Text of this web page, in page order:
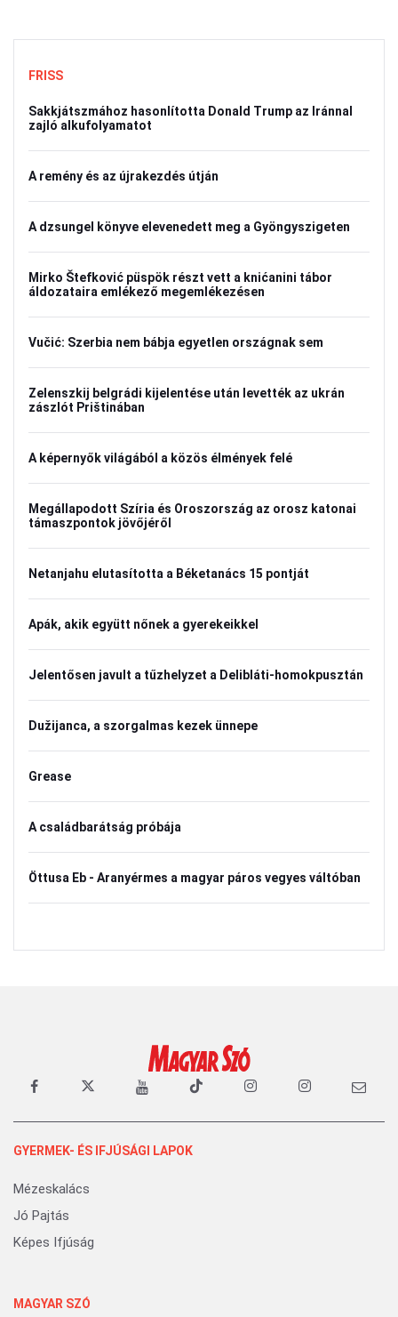
FRISS
Sakkjátszmához hasonlította Donald Trump az Iránnal
zajló alkufolyamatot
A remény és az újrakezdés útján
A dzsungel könyve elevenedett meg a Gyöngyszigeten
Mirko Štefković püspök részt vett a knićanini tábor
áldozataira emlékező megemlékezésen
Vučić: Szerbia nem bábja egyetlen országnak sem
Zelenszkij belgrádi kijelentése után levették az ukrán
zászlót Prištinában
A képernyők világából a közös élmények felé
Megállapodott Szíria és Oroszország az orosz katonai
támaszpontok jövőjéről
Netanjahu elutasította a Béketanács 15 pontját
Apák, akik együtt nőnek a gyerekeikkel
Jelentősen javult a tűzhelyzet a Delibláti-homokpusztán
Dužijanca, a szorgalmas kezek ünnepe
Grease
A családbarátság próbája
Öttusa Eb - Aranyérmes a magyar páros vegyes váltóban
GYERMEK- ÉS IFJÚSÁGI LAPOK
Mézeskalács
Jó Pajtás
Képes Ifjúság
MAGYAR SZÓ